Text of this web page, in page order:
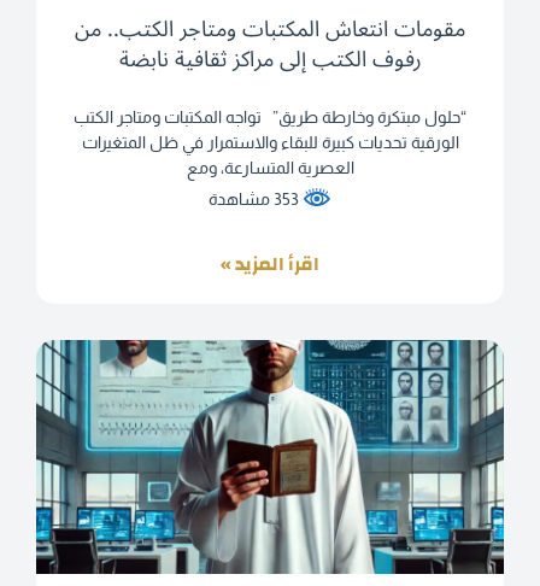
مقومات انتعاش المكتبات ومتاجر الكتب.. من
رفوف الكتب إلى مراكز ثقافية نابضة
“حلول مبتكرة وخارطة طريق” تواجه المكتبات ومتاجر الكتب
الورقية تحديات كبيرة للبقاء والاستمرار في ظل المتغيرات
العصرية المتسارعة، ومع
اقرأ المزيد »